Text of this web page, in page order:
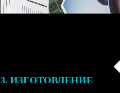
3. ИЗГОТОВЛЕНИЕ